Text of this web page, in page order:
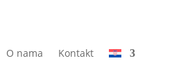
O nama Kontakt